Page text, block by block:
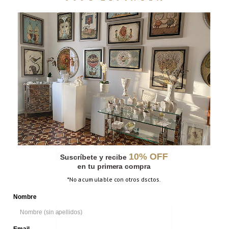
ESCUCHAR
Suscríbete y recibe 10% OFF
en tu primera compra
*No acumulable con otros dsctos.
Nombre